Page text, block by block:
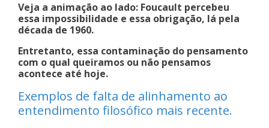
Veja a animação ao lado: Foucault percebeu
essa impossibilidade e essa obrigação, lá pela
década de 1960.
Entretanto, essa contaminação do pensamento
com o qual queiramos ou não pensamos
acontece até hoje.
Exemplos de falta de alinhamento ao
entendimento filosófico mais recente.